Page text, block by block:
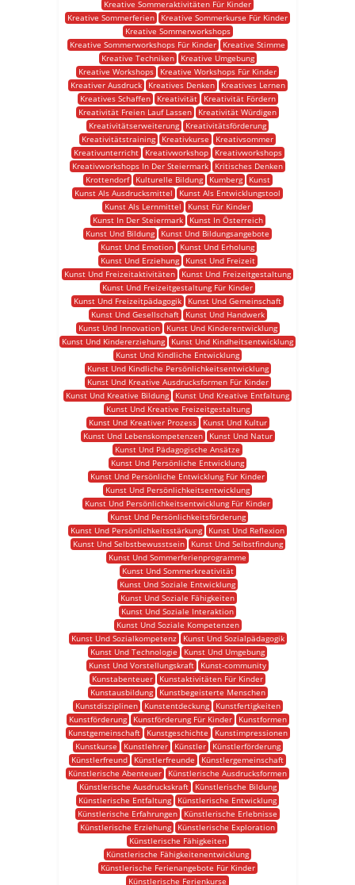
Kreative Sommeraktivitäten Für Kinder
Kreative Sommerferien
Kreative Sommerkurse Für Kinder
Kreative Sommerworkshops
Kreative Sommerworkshops Für Kinder
Kreative Stimme
Kreative Techniken
Kreative Umgebung
Kreative Workshops
Kreative Workshops Für Kinder
Kreativer Ausdruck
Kreatives Denken
Kreatives Lernen
Kreatives Schaffen
Kreativität
Kreativität Fördern
Kreativität Freien Lauf Lassen
Kreativität Würdigen
Kreativitätserweiterung
Kreativitätsförderung
Kreativitätstraining
Kreativkurse
Kreativsommer
Kreativunterricht
Kreativworkshop
Kreativworkshops
Kreativworkshops In Der Steiermark
Kritisches Denken
Krottendorf
Kulturelle Bildung Kumberg
Kunst
Kunst Als Ausdrucksmittel
Kunst Als Entwicklungstool
Kunst Als Lernmittel
Kunst Für Kinder
Kunst In Der Steiermark
Kunst In Österreich
Kunst Und Bildung
Kunst Und Bildungsangebote
Kunst Und Emotion
Kunst Und Erholung
Kunst Und Erziehung
Kunst Und Freizeit
Kunst Und Freizeitaktivitäten
Kunst Und Freizeitgestaltung
Kunst Und Freizeitgestaltung Für Kinder
Kunst Und Freizeitpädagogik
Kunst Und Gemeinschaft
Kunst Und Gesellschaft
Kunst Und Handwerk
Kunst Und Innovation
Kunst Und Kinderentwicklung
Kunst Und Kindererziehung
Kunst Und Kindheitsentwicklung
Kunst Und Kindliche Entwicklung
Kunst Und Kindliche Persönlichkeitsentwicklung
Kunst Und Kreative Ausdrucksformen Für Kinder
Kunst Und Kreative Bildung
Kunst Und Kreative Entfaltung
Kunst Und Kreative Freizeitgestaltung
Kunst Und Kreativer Prozess
Kunst Und Kultur
Kunst Und Lebenskompetenzen
Kunst Und Natur
Kunst Und Pädagogische Ansätze
Kunst Und Persönliche Entwicklung
Kunst Und Persönliche Entwicklung Für Kinder
Kunst Und Persönlichkeitsentwicklung
Kunst Und Persönlichkeitsentwicklung Für Kinder
Kunst Und Persönlichkeitsförderung
Kunst Und Persönlichkeitsstärkung
Kunst Und Reflexion
Kunst Und Selbstbewusstsein
Kunst Und Selbstfindung
Kunst Und Sommerferienprogramme
Kunst Und Sommerkreativität
Kunst Und Soziale Entwicklung
Kunst Und Soziale Fähigkeiten
Kunst Und Soziale Interaktion
Kunst Und Soziale Kompetenzen
Kunst Und Sozialkompetenz
Kunst Und Sozialpädagogik
Kunst Und Technologie
Kunst Und Umgebung
Kunst Und Vorstellungskraft
Kunst-community
Kunstabenteuer
Kunstaktivitäten Für Kinder
Kunstausbildung
Kunstbegeisterte Menschen
Kunstdisziplinen
Kunstentdeckung
Kunstfertigkeiten
Kunstförderung
Kunstförderung Für Kinder
Kunstformen
Kunstgemeinschaft
Kunstgeschichte
Kunstimpressionen
Kunstkurse
Kunstlehrer Künstler
Künstlerförderung
Künstlerfreund
Künstlerfreunde
Künstlergemeinschaft
Künstlerische Abenteuer
Künstlerische Ausdrucksformen
Künstlerische Ausdruckskraft
Künstlerische Bildung
Künstlerische Entfaltung
Künstlerische Entwicklung
Künstlerische Erfahrungen
Künstlerische Erlebnisse
Künstlerische Erziehung
Künstlerische Exploration
Künstlerische Fähigkeiten
Künstlerische Fähigkeitenentwicklung
Künstlerische Ferienangebote Für Kinder
Künstlerische Ferienkurse